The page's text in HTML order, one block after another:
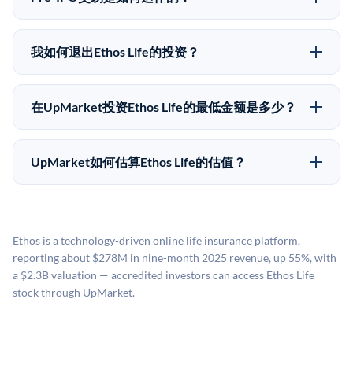
应做好可能全部损失的准备。私有公司的估值在融资轮
次之间可能大幅波动。投资者应在投资前咨询其财务顾
在Pre-IPO交易中，合格投资者通过二级市场平台从现有
股东（如员工、早期投资者或其他持有人）处购买股
为FINRA注册的经纪交易商促成这些交易，代表双方处
理合规、文件和结算事宜。
我如何退出Ethos Life的投资？
Pre-IPO持股主要有两种退出途径：在二级市场将股份出
售给其他买家，或持有直到公司完成IPO或被收购。两
市场条件。任何退出的时间都是不可预测的，投资者应
做好多年持有的准备。
在UpMarket投资Ethos Life的最低金额是多少？
UpMarket上大多数Pre-IPO产品的最低投资金额为
50,000美元。具体金额可能因产品和股份供应情况而有
UpMarket如何估算Ethos Life的估值？
司可比倍数应用私有公司折扣，以反映流动性不足和信
息不对称。此估值不构成投资建议，可能与实际交易价
格存在重大差异。
Ethos is a technology-driven online life insurance platform,
reporting about $278M in nine-month 2025 revenue, up 55%, with
a $2.3B valuation — accredited investors can access Ethos Life
stock through UpMarket.